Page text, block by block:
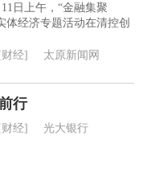
日上午，“金融集聚
体经济专题活动在清控创
[财经] 太原新闻网
行
[财经] 光大银行